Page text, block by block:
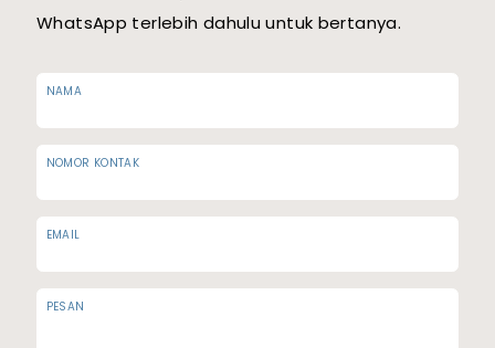
WhatsApp terlebih dahulu untuk bertanya.
NAMA
NOMOR KONTAK
EMAIL
PESAN